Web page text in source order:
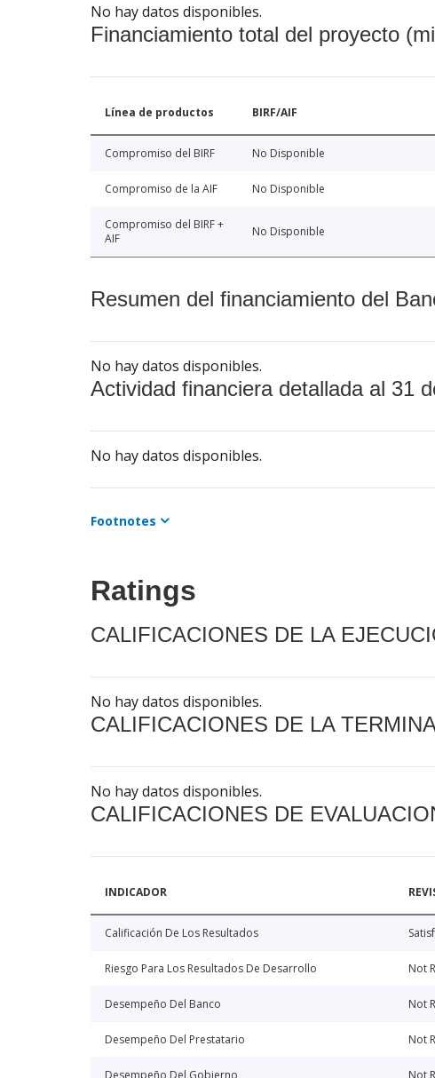
No hay datos disponibles.
Financiamiento total del proyecto
Línea de productos BIRF/AIF
Compromiso del BIRF No Disponible
Compromiso de la AIF No Disponible
Compromiso del BIRF +
AIF
No Disponible
Resumen del financiamiento del
No hay datos disponibles.
Actividad financiera detallada al 31
No hay datos disponibles.
Footnotes
Ratings
CALIFICACIONES DE LA
No hay datos disponibles.
CALIFICACIONES DE LA
No hay datos disponibles.
CALIFICACIONES DE
INDICADOR
Calificación De Los Resultados
Riesgo Para Los Resultados De Desarrollo Not
Desempeño Del Banco Not
Desempeño Del Prestatario Not